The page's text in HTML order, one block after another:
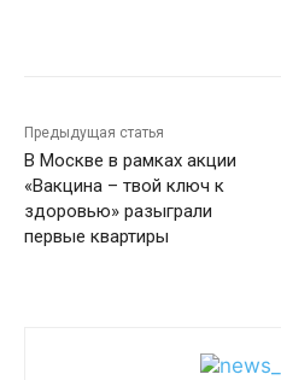
Предыдущая статья
В Москве в рамках акции
«Вакцина – твой ключ к
здоровью» разыграли
первые квартиры